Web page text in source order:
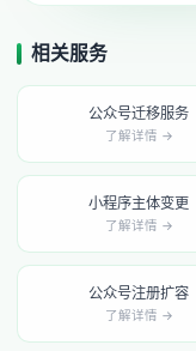
相关服务
公众号迁移服务
了解详情 →
小程序主体变更
了解详情 →
公众号注册扩容
了解详情 →